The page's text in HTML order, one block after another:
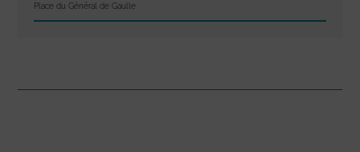
Place du Général de Gaulle